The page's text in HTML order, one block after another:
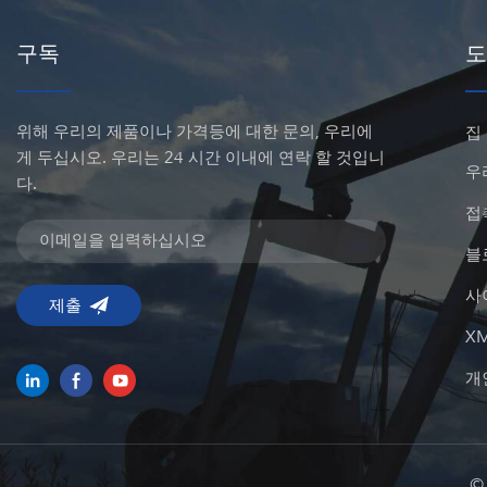
구독
위해 우리의 제품이나 가격등에 대한 문의, 우리에
게 두십시오. 우리는 24 시간 이내에 연락 할 것입니
다.
집
우
접
블
사
개